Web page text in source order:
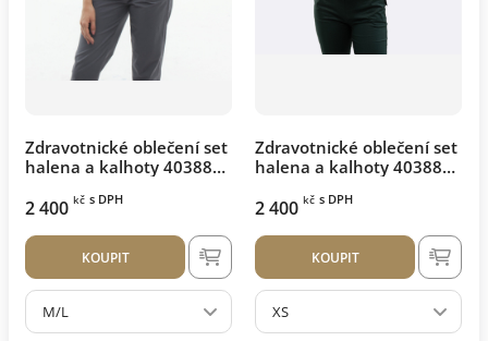
Zdravotnické oblečení set
halena a kalhoty 40388
2 400 kč s DPH
KOUPIT
M/L
Zdravotnické oblečení set
halena a kalhoty 40388
2 400 kč s DPH
KOUPIT
XS